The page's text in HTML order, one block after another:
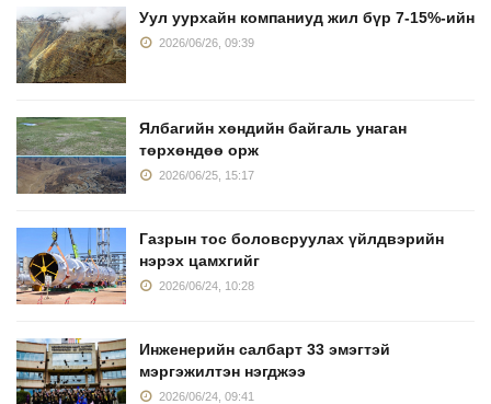
Уул уурхайн компаниуд жил бүр 7-15%-ийн
2026/06/26, 09:39
Ялбагийн хөндийн байгаль унаган
төрхөндөө орж
2026/06/25, 15:17
Газрын тос боловсруулах үйлдвэрийн
нэрэх цамхгийг
2026/06/24, 10:28
Инженерийн салбарт 33 эмэгтэй
мэргэжилтэн нэгджээ
2026/06/24, 09:41